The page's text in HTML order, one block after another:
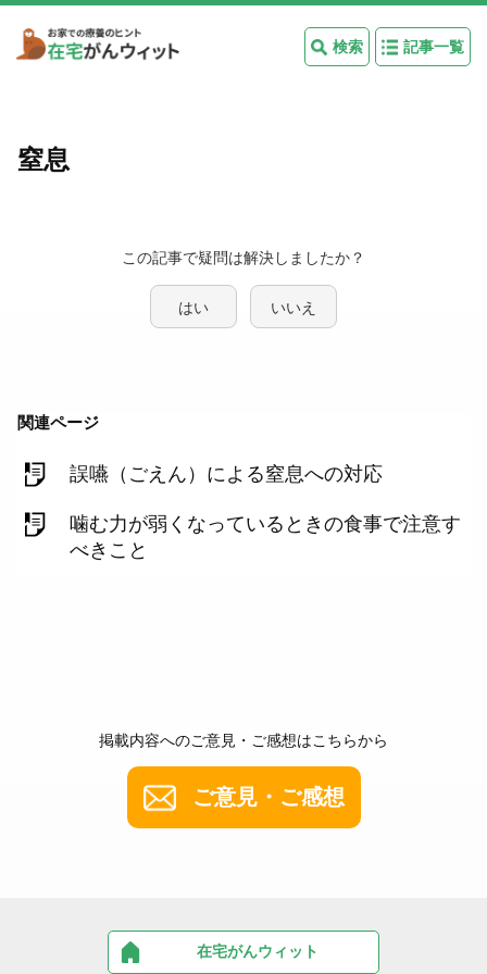
検索 記事一覧
窒息
この記事で疑問は解決しましたか？
はい いいえ
関連ページ
誤嚥（ごえん）による窒息への対応
噛む力が弱くなっているときの食事で注意す
べきこと
掲載内容へのご意見・ご感想はこちらから
ご意見・ご感想
在宅がんウィット